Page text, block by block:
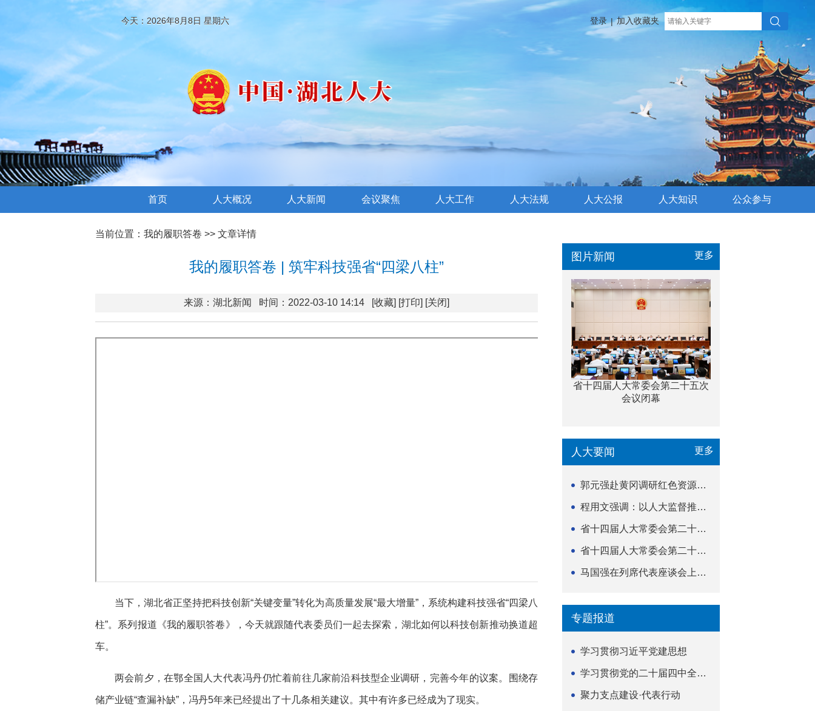
今天：2026年8月8日 星期六 登录 | 加入收藏夹
首页 人大概况 人大新闻 会议聚焦 人大工作 人大法规 人大公报 人大知识 公众参与
当前位置： 我的履职答卷 >> 文章详情
我的履职答卷 | 筑牢科技强省“四梁八柱”
来源：湖北新闻 时间：2022-03-10 14:14 [收藏] [打印] [关闭]
当下，湖北省正坚持把科技创新“关键变量”转化为高质量发展“最大增量”，系统构建科技强省“四梁八
柱”。系列报道《我的履职答卷》，今天就跟随代表委员们一起去探索，湖北如何以科技创新推动换道超
车。
两会前夕，在鄂全国人大代表冯丹仍忙着前往几家前沿科技型企业调研，完善今年的议案。围绕存
储产业链“查漏补缺”，冯丹5年来已经提出了十几条相关建议。其中有许多已经成为了现实。
图片新闻 更多
省十四届人大常委会第二十五次
会议闭幕
人大要闻 更多
郭元强赴黄冈调研红色资源保护传承立法等工作
程用文强调：以人大监督推动科技金融高质量发展
省十四届人大常委会第二十五次会议闭幕
省十四届人大常委会第二十五次会议举行
马国强在列席代表座谈会上强调 以精准履职筑牢荆楚...
专题报道
学习贯彻习近平党建思想
学习贯彻党的二十届四中全会精神
聚力支点建设·代表行动